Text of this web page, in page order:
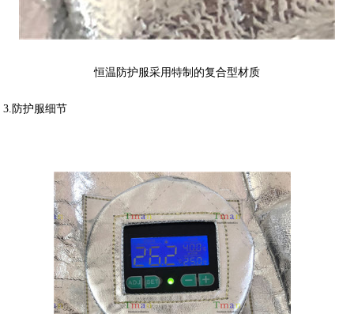
恒温防护服采用特制的复合型材质
3.防护服细节